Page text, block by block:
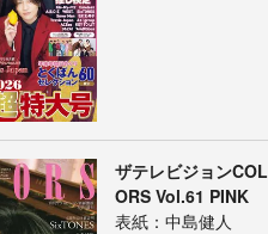
ザテレビジョンCOL
ORS Vol.61 PINK
表紙：中島健人